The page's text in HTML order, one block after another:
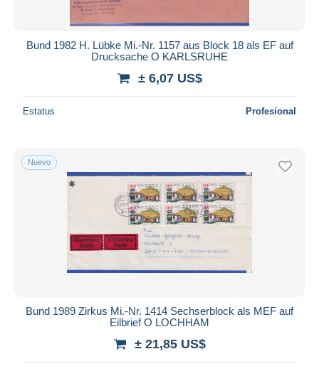
Bund 1982 H. Lübke Mi.-Nr. 1157 aus Block 18 als EF auf
Drucksache O KARLSRUHE
± 6,07 US$
Estatus Profesional
Nuevo
Bund 1989 Zirkus Mi.-Nr. 1414 Sechserblock als MEF auf
Eilbrief O LOCHHAM
± 21,85 US$